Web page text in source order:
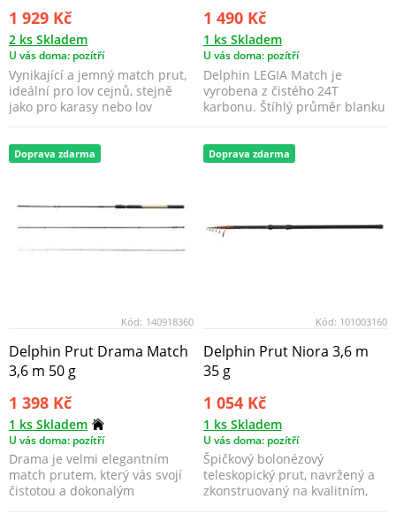
1 929 Kč
2 ks Skladem
U vás doma: pozítří
Vynikající a jemný match prut,
ideální pro lov cejnů, stejně
jako pro karasy nebo lov
1 490 Kč
1 ks Skladem
U vás doma: pozítří
Delphin LEGIA Match je
vyrobena z čistého 24T
karbonu. Štíhlý průměr blanku
Doprava zdarma
Kód: 140918360
Delphin Prut Drama Match
3,6 m 50 g
1 398 Kč
1 ks Skladem
U vás doma: pozítří
Drama je velmi elegantním
match prutem, který vás svojí
čistotou a dokonalým
Doprava zdarma
Kód: 101003160
Delphin Prut Niora 3,6 m
35 g
1 054 Kč
1 ks Skladem
U vás doma: pozítří
Špičkový bolonézový
teleskopický prut, navržený a
zkonstruovaný na kvalitním,